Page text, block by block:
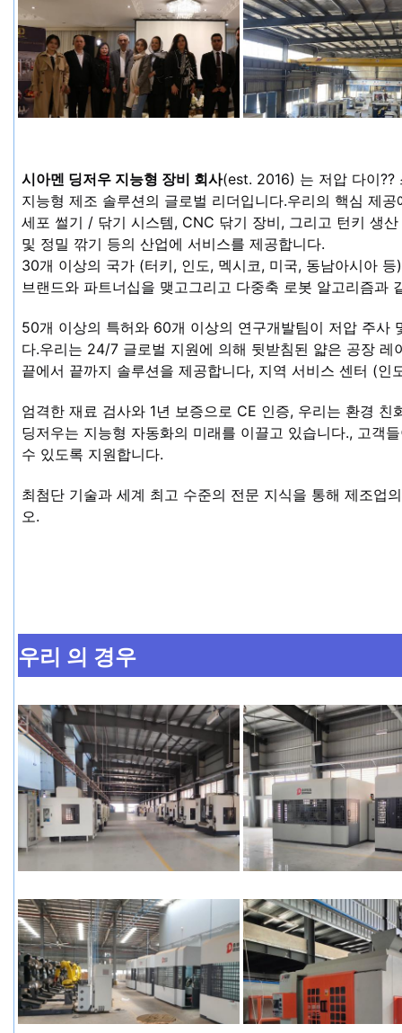
시아멘 딩저우 지능형 장비 회사(est. 2016) 는 저압 다이??
지능형 제조 솔루션의 글로벌 리더입니다.우리의 핵심 제
세포 썰기 / 닦기 시스템, CNC 닦기 장비, 그리고 턴키 생
및 정밀 깎기 등의 산업에 서비스를 제공합니다.
30개 이상의 국가 (터키, 인도, 멕시코, 미국, 동남아시아
브랜드와 파트너십을 맺고그리고 다중축 로봇 알고리즘과
50개 이상의 특허와 60개 이상의 연구개발팀이 저압 주사
다.우리는 24/7 글로벌 지원에 의해 뒷받침된 얇은 공장
끝에서 끝까지 솔루션을 제공합니다, 지역 서비스 센터 (
엄격한 재료 검사와 1년 보증으로 CE 인증, 우리는 환경
딩저우는 지능형 자동화의 미래를 이끌고 있습니다., 고객
수 있도록 지원합니다.
최첨단 기술과 세계 최고 수준의 전문 지식을 통해 제조업
오.
우리 의 경우